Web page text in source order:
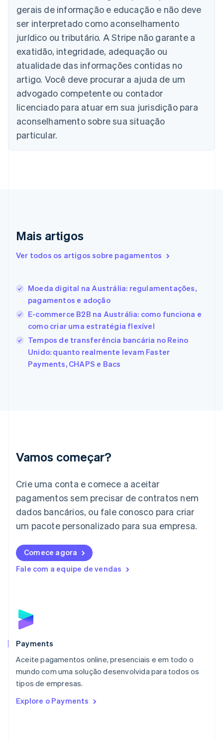
gerais de informação e educação e não deve
ser interpretado como aconselhamento
jurídico ou tributário. A Stripe não garante a
exatidão, integridade, adequação ou
atualidade das informações contidas no
artigo. Você deve procurar a ajuda de um
advogado competente ou contador
licenciado para atuar em sua jurisdição para
aconselhamento sobre sua situação
particular.
Mais artigos
Ver todos os artigos sobre pagamentos
Moeda digital na Austrália: regulamentações,
pagamentos e adoção
E-commerce B2B na Austrália: como funciona e
como criar uma estratégia flexível
Tempos de transferência bancária no Reino
Unido: quanto realmente levam Faster
Payments, CHAPS e Bacs
Vamos começar?
Crie uma conta e comece a aceitar
pagamentos sem precisar de contratos nem
dados bancários, ou fale conosco para criar
um pacote personalizado para sua empresa.
Comece agora
Fale com a equipe de vendas
Payments
Aceite pagamentos online, presenciais e em todo o
mundo com uma solução desenvolvida para todos os
tipos de empresas.
Explore o Payments
Austrália
Áustria
DeutschEnglish
Bélgica
Nederlands FrançaisDeutschEnglish
Brasil
Português English
Bulgária
English
Canadá
China continental
简体中文English
Eslováquia
English
EnglishItaliano
Estados Unidos
EnglishEspañol简体中文
Estônia
English
Finlândia
EnglishSvenska
França
English
Gibraltar
English
Italiano English
日本語English
Letônia
Liechtenstein
Lituânia
English
Luxemburgo
Malta
English
EspañolEnglish
English
Nova Zelândia
English
NederlandsEnglish